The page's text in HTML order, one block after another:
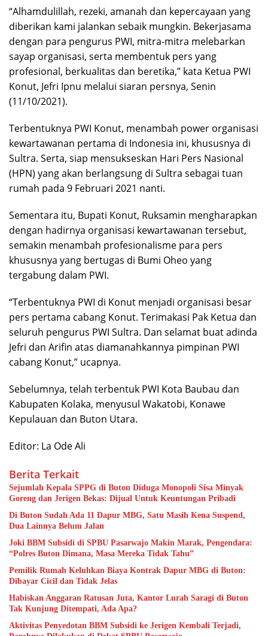
“Alhamdulillah, rezeki, amanah dan kepercayaan yang
diberikan kami jalankan sebaik mungkin. Bekerjasama
dengan para pengurus PWI, mitra-mitra melebarkan
sayap organisasi, serta membentuk pers yang
profesional, berkualitas dan beretika,” kata Ketua PWI
Konut, Jefri Ipnu melalui siaran persnya, Senin
(11/10/2021).
Terbentuknya PWI Konut, menambah power organisasi
kewartawanan pertama di Indonesia ini, khususnya di
Sultra. Serta, siap mensukseskan Hari Pers Nasional
(HPN) yang akan berlangsung di Sultra sebagai tuan
rumah pada 9 Februari 2021 nanti.
Sementara itu, Bupati Konut, Ruksamin mengharapkan
dengan hadirnya organisasi kewartawanan tersebut,
semakin menambah profesionalisme para pers
khususnya yang bertugas di Bumi Oheo yang
tergabung dalam PWI.
“Terbentuknya PWI di Konut menjadi organisasi besar
pers pertama cabang Konut. Terimakasi Pak Ketua dan
seluruh pengurus PWI Sultra. Dan selamat buat adinda
Jefri dan Arifin atas diamanahkannya pimpinan PWI
cabang Konut,” ucapnya.
Sebelumnya, telah terbentuk PWI Kota Baubau dan
Kabupaten Kolaka, menyusul Wakatobi, Konawe
Kepulauan dan Buton Utara.
Editor: La Ode Ali
Berita Terkait
Sejumlah Kepala SPPG di Buton Diduga Monopoli Sisa Minyak
Goreng dan Jerigen Bekas: Dijual Untuk Keuntungan Pribadi
Di Buton Sudah Ada 11 Dapur MBG, Satu Masih Kena Suspend,
Dua Lainnya Belum Jalan
Joki BBM Subsidi di SPBU Pasarwajo Makin Marak, Pengendara:
“Polres Buton Dimana, Masa Mereka Tidak Tahu”
Pemilik Rumah Keluhkan Biaya Kontrak Dapur MBG di Buton:
Dibayar Cicil dan Tidak Jelas
Habiskan Anggaran Ratusan Juta, Kantor Lurah Saragi di Buton
Tak Kunjung Ditempati, Ada Apa?
Aktivitas Penyedotan BBM Subsidi ke Jerigen Kembali Terjadi,